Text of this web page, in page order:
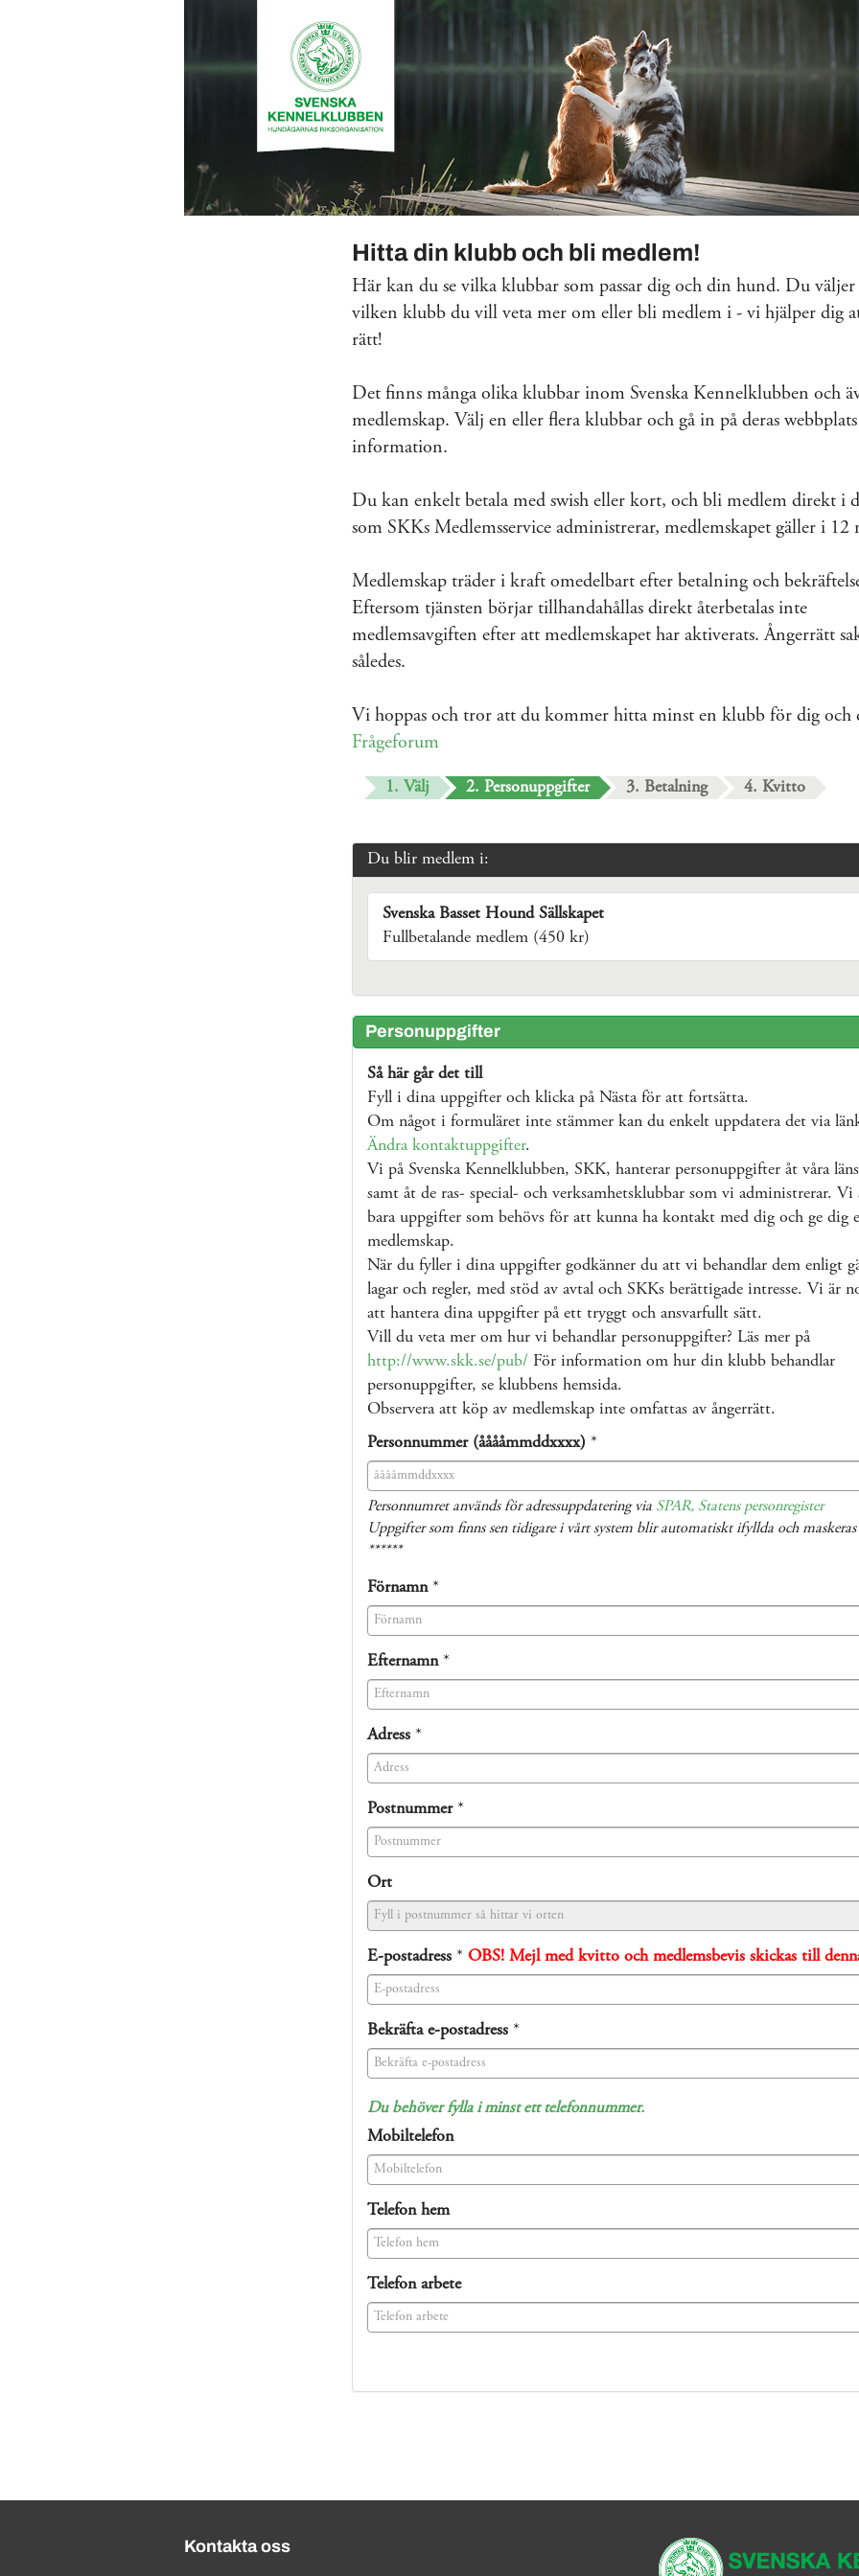
Hitta din klubb och bli medlem!
Här kan du se vilka klubbar som passar dig och din hund. Du väljer
vilken klubb du vill veta mer om eller bli medlem i - vi hjälper dig
rätt!
Det finns många olika klubbar inom Svenska Kennelklubben och
medlemskap. Välj en eller flera klubbar och gå in på deras
information.
Du kan enkelt betala med swish eller kort, och bli medlem direkt i
som SKKs Medlemsservice administrerar, medlemskapet gäller i 12
Medlemskap träder i kraft omedelbart efter betalning och
Eftersom tjänsten börjar tillhandahållas direkt återbetalas inte
medlemsavgiften efter att medlemskapet har aktiverats. Ångerrätt
således.
Vi hoppas och tror att du kommer hitta minst en klubb för dig och
Frågeforum
1. Välj 2. Personuppgifter 3. Betalning
4. Kvitto
Du blir medlem i:
Svenska Basset Hound Sällskapet
Fullbetalande medlem (450 kr)
Personuppgifter
Så här går det till
Fyll i dina uppgifter och klicka på Nästa för att fortsätta.
Om något i formuläret inte stämmer kan du enkelt uppdatera det via
Ändra kontaktuppgifter.
Vi på Svenska Kennelklubben, SKK, hanterar personuppgifter åt våra
samt åt de ras- special- och verksamhetsklubbar som vi administrerar. Vi
bara uppgifter som behövs för att kunna ha kontakt med dig och ge dig
medlemskap.
När du fyller i dina uppgifter godkänner du att vi behandlar dem enligt
lagar och regler, med stöd av avtal och SKKs berättigade intresse. Vi är
att hantera dina uppgifter på ett tryggt och ansvarfullt sätt.
Vill du veta mer om hur vi behandlar personuppgifter? Läs mer på
http://www.skk.se/pub/ För information om hur din klubb behandlar
personuppgifter, se klubbens hemsida.
Observera att köp av medlemskap inte omfattas av ångerrätt.
Personnummer (ååååmmddxxxx) *
(success)
Personnumret används för adressuppdatering via SPAR, Statens personregister
Uppgifter som finns sen tidigare i vårt system blir automatiskt ifyllda och maskeras
******
Förnamn*
Efternamn*
Adress*
Postnummer*
Ort
E-postadress* OBS! Mejl med kvitto och medlemsbevis skickas till
Bekräfta e-postadress*
Du behöver fylla i minst ett telefonnummer.
Mobiltelefon
Telefon hem
Telefon arbete
Kontakta oss